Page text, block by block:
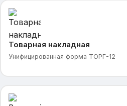
Товарная накладная
Унифицированная форма ТОРГ-12